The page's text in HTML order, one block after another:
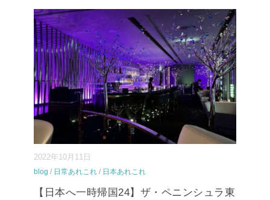
2022年10月11日
blog / 日常あれこれ / 日本あれこれ
【日本へ一時帰国24】ザ・ペニンシュラ東